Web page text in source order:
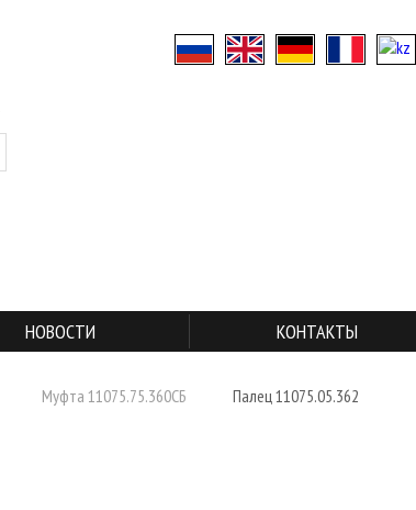
НОВОСТИ КОНТАКТЫ
Муфта 11075.75.360СБ Палец 11075.05.362